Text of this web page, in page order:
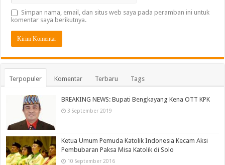
Simpan nama, email, dan situs web saya pada peramban ini untuk
komentar saya berikutnya.
Terpopuler Komentar Terbaru Tags
BREAKING NEWS: Bupati Bengkayang Kena OTT KPK
3 September 2019
Ketua Umum Pemuda Katolik Indonesia Kecam Aksi
Pembubaran Paksa Misa Katolik di Solo
10 September 2016